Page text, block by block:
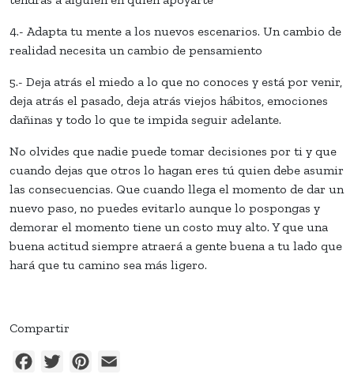
4.- Adapta tu mente a los nuevos escenarios. Un cambio de
realidad necesita un cambio de pensamiento
5.- Deja atrás el miedo a lo que no conoces y está por venir,
deja atrás el pasado, deja atrás viejos hábitos, emociones
dañinas y todo lo que te impida seguir adelante.
No olvides que nadie puede tomar decisiones por ti y que
cuando dejas que otros lo hagan eres tú quien debe asumir
las consecuencias. Que cuando llega el momento de dar un
nuevo paso, no puedes evitarlo aunque lo pospongas y
demorar el momento tiene un costo muy alto. Y que una
buena actitud siempre atraerá a gente buena a tu lado que
hará que tu camino sea más ligero.
Compartir
FacebookTwitterPinterest